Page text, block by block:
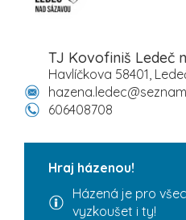
TJ Kovofiniš Ledeč
Havlíčkova 58401,
606408708
Hraj házenou!
Házená je pro
vyzkoušet i ty!